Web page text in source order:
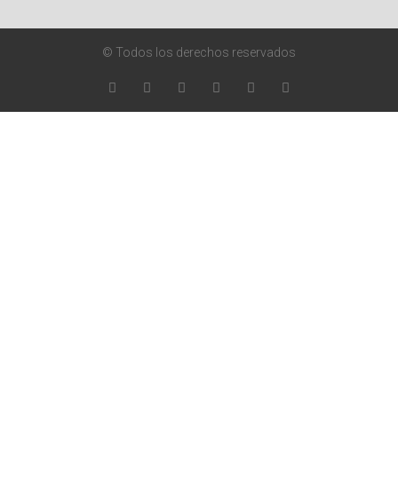
© Todos los derechos reservados